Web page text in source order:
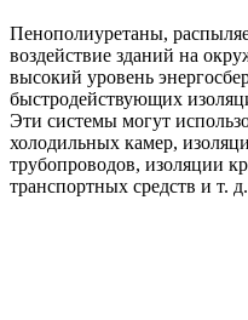
Пенополиуретаны,
воздействие зданий на
высокий уровень
быстродействующих
Эти системы могут
холодильных камер,
трубопроводов, изоляции
транспортных средств и т. д.